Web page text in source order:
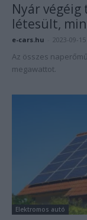
Nyár
létesült,
e-cars.hu 2023-09-15
Az összes
megawattot.
Elektromos autó